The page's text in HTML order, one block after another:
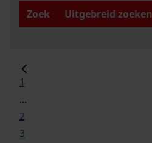
Zoek
Uitgebreid zoeken
1
...
2
3